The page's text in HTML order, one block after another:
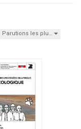
Parutions les plu…